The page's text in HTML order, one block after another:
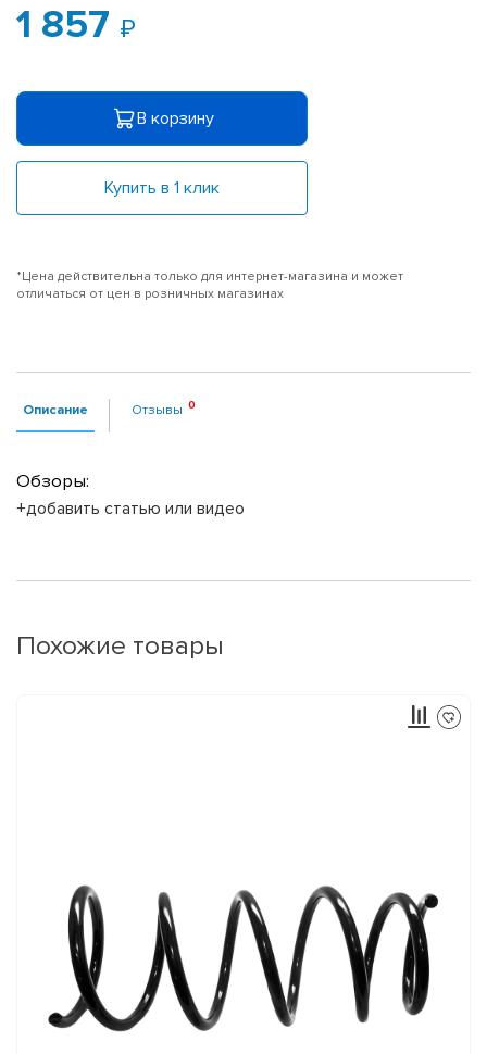
1 857
В корзину
Купить в 1 клик
*Цена действительна только для интернет-магазина и может
отличаться от цен в розничных магазинах
Описание Отзывы
Обзоры:
+добавить статью или видео
Похожие товары